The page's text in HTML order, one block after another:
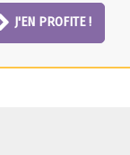
J'EN PROFITE !